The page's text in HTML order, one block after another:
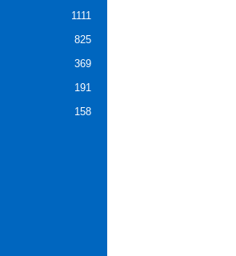
1111
825
369
191
158